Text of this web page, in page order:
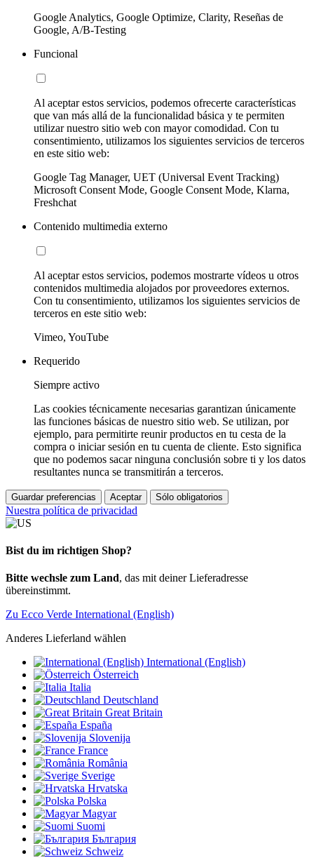
Google Analytics, Google Optimize, Clarity, Reseñas de
Google, A/B-Testing
Funcional
Al aceptar estos servicios, podemos ofrecerte características
que van más allá de la funcionalidad básica y te permiten
utilizar nuestro sitio web con mayor comodidad. Con tu
consentimiento, utilizamos los siguientes servicios de terceros
en este sitio web:
Google Tag Manager, UET (Universal Event Tracking)
Microsoft Consent Mode, Google Consent Mode, Klarna,
Freshchat
Contenido multimedia externo
Al aceptar estos servicios, podemos mostrarte vídeos u otros
contenidos multimedia alojados por proveedores externos.
Con tu consentimiento, utilizamos los siguientes servicios de
terceros en este sitio web:
Vimeo, YouTube
Requerido
Siempre activo
Las cookies técnicamente necesarias garantizan únicamente
las funciones básicas de nuestro sitio web. Se utilizan, por
ejemplo, para permitirte reunir productos en tu cesta de la
compra o iniciar sesión en tu cuenta de cliente. Esto significa
que no podemos sacar ninguna conclusión sobre ti y los datos
resultantes nunca se transmitirán a terceros.
Guardar preferencias Aceptar Sólo obligatorios
Nuestra política de privacidad
Bist du im richtigen Shop?
Bitte wechsle zum Land, das mit deiner Lieferadresse
übereinstimmt.
Zu Ecco Verde International (English)
Anderes Lieferland wählen
International (English)
Österreich
Italia
Deutschland
Great Britain
España
Slovenija
France
România
Sverige
Hrvatska
Polska
Magyar
Suomi
България
Schweiz